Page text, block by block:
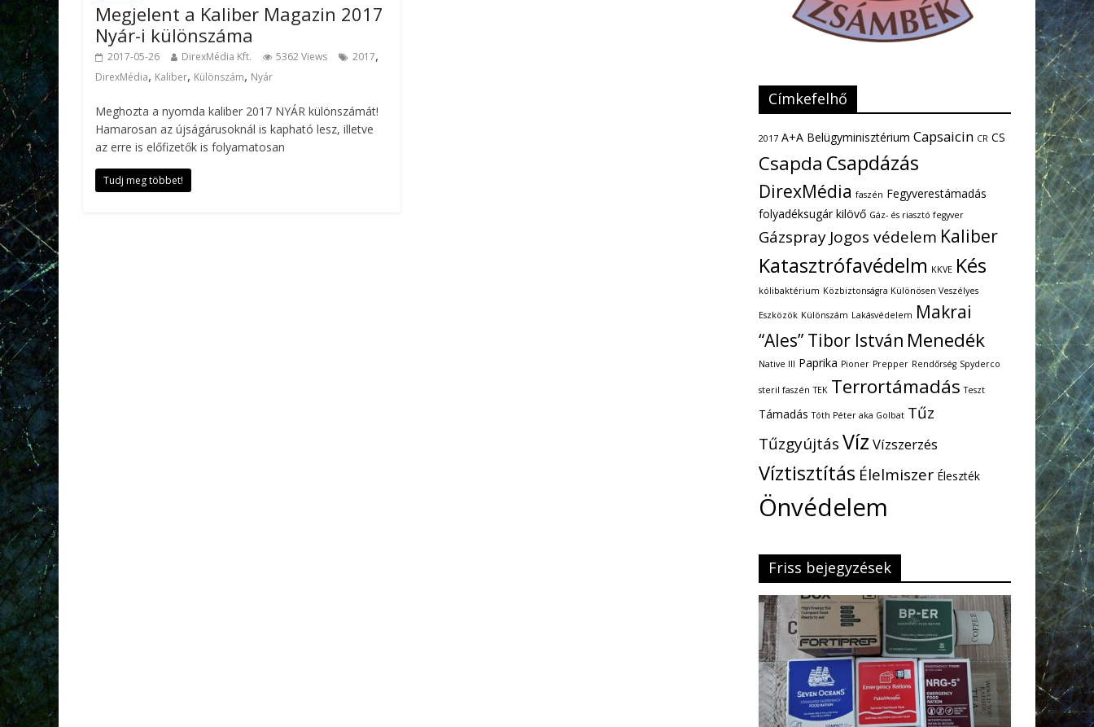
Megjelent a Kaliber Magazin 2017
Nyár-i különszáma
2017-05-26 DirexMédia Kft. 5362 Views 2017,
DirexMédia, Kaliber, Különszám, Nyár
Meghozta a nyomda kaliber 2017 NYÁR különszámát!
Hamarosan az újságárusoknál is kapható lesz, illetve
az erre is előfizetők is folyamatosan
Tudj meg többet!
Címkefelhő
2017 A+A Belügyminisztérium Capsaicin CR CS
Csapda Csapdázás
DirexMédia faszén Fegyverestámadás
folyadéksugár kilövő Gáz- és riasztó fegyver
Gázspray Jogos védelem Kaliber
Katasztrófavédelm KKVE Kés
kólibaktérium Közbiztonságra Különösen Veszélyes
Eszközök Különszám Lakásvédelem Makrai
“Ales” Tibor István Menedék
Native III Paprika Pioner Prepper Rendőrség Spyderco
steril faszén TEK Terrortámadás Teszt
Támadás Tóth Péter aka Golbat Tűz
TűzgyújtásVíz Vízszerzés
Víztisztítás Élelmiszer Éleszték
Önvédelem
Friss bejegyzések